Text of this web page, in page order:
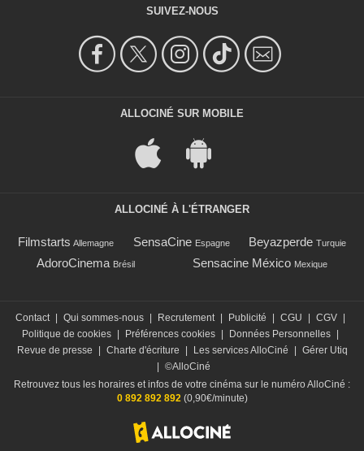
SUIVEZ-NOUS
ALLOCINÉ SUR MOBILE
ALLOCINÉ À L'ÉTRANGER
Filmstarts Allemagne SensaCine Espagne Beyazperde Turquie
AdoroCinema Brésil Sensacine México Mexique
Contact | Qui sommes-nous | Recrutement | Publicité | CGU | CGV |
Politique de cookies | Préférences cookies | Données Personnelles |
Revue de presse
| Charte d'écriture | Les services AlloCiné | Gérer Utiq
| ©AlloCiné
Retrouvez tous les horaires et infos de votre cinéma sur le numéro AlloCiné :
0 892 892 892 (0,90€/minute)